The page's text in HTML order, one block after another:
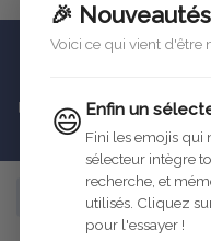
🎉
Voici ce qui vient d'être
😄 Enfin un
Fini les emojis qui
sélecteur intègre
recherche, et
utilisés. Cliquez
pour l'essayer !
Nos C4/
l'administration fiscale, ou
pour être en règle
Activité